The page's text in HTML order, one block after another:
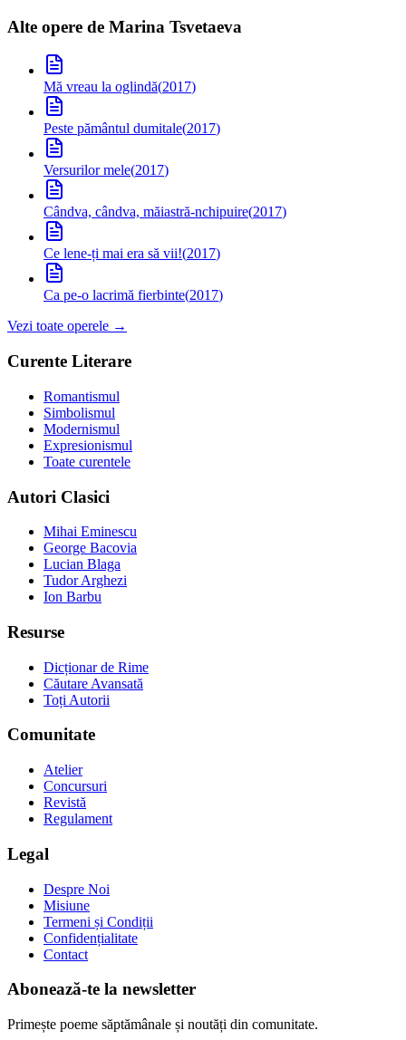
Alte opere de Marina Tsvetaeva
Mă vreau la oglindă(2017)
Peste pământul dumitale(2017)
Versurilor mele(2017)
Cândva, cândva, măiastră-nchipuire(2017)
Ce lene-ți mai era să vii!(2017)
Ca pe-o lacrimă fierbinte(2017)
Vezi toate operele →
Curente Literare
Romantismul
Simbolismul
Modernismul
Expresionismul
Toate curentele
Autori Clasici
Mihai Eminescu
George Bacovia
Lucian Blaga
Tudor Arghezi
Ion Barbu
Resurse
Dicționar de Rime
Căutare Avansată
Toți Autorii
Comunitate
Atelier
Concursuri
Revistă
Regulament
Legal
Despre Noi
Misiune
Termeni și Condiții
Confidențialitate
Contact
Abonează-te la newsletter
Primește poeme săptămânale și noutăți din comunitate.